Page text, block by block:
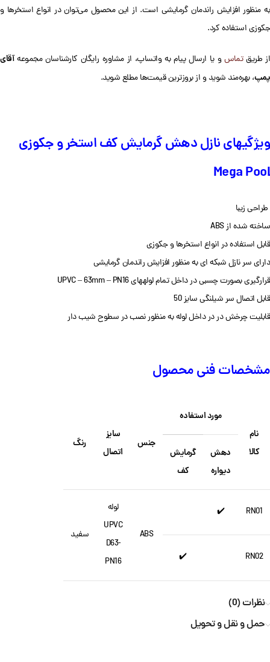
به منظور افزایش راندمان گرمایشی است. از این محصول می‌توان در انواع استخرها و
جکوزی استفاده کرد.
از طریقتماسو یا ارسال پیام به واتساپ، از مشاوره رایگان کارشناسان مجموعهآقای
پمپ، بهره‌‌مند شوید و از بروزترین قیمت‌ها مطلع شوید.
ویژگی‎های نازل دهش گرمایش کف استخر و جکوزی
Mega Pool
طراحی زیبا
ساخته شده از ABS
قابل استفاده در انواع استخرها و جکوزی
دارای سر نازل شبکه ای به منظور افزایش راندمان گرمایشی
قرارگیری بصورت چسبی در داخل تمام لوله‎های UPVC – 63mm – PN16
قابل اتصال سر شیلنگی سایز 50
قابلیت چرخش در در داخل لوله به منظور نصب در سطوح شیب دار
مشخصات فنی محصول
نام
کالا
مورد استفاده
جنس
سایز
اتصال
رنگ
دهش
دیواره
گرمایش
کف
RN01
✔️
ABS
لوله
UPVC
D63-
PN16
سفید
RN02
✔️
نظرات (0)
حمل و نقل و تحویل